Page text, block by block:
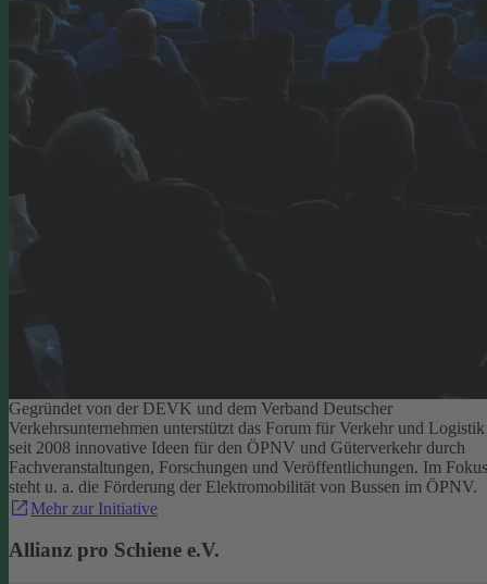
Gegründet von der DEVK und dem Verband Deutscher
Verkehrsunternehmen unterstützt das Forum für Verkehr und Logistik
seit 2008 innovative Ideen für den ÖPNV und Güterverkehr durch
Fachveranstaltungen, Forschungen und Veröffentlichungen. Im Fokus
steht u. a. die Förderung der Elektromobilität von Bussen im ÖPNV.
Mehr zur Initiative
Allianz pro Schiene e.V.